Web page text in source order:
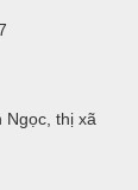
thị xã